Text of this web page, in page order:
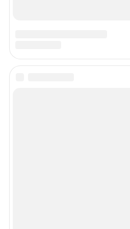
Пользовательское соглашение
Карта сайта